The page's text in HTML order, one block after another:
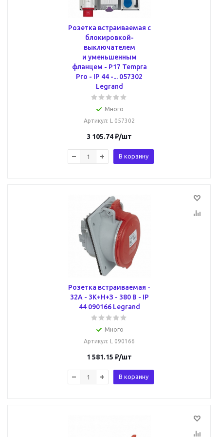
Розетка встраиваемая с
блокировкой-
выключателем
и уменьшенным
фланцем - P17 Tempra
Pro - IP 44 -... 057302
Legrand
Много
Артикул: L 057302
3 105.74₽/шт
В корзину
Розетка встраиваемая -
32А - 3К+H+З - 380 В - IР
44 090166 Legrand
Много
Артикул: L 090166
1 581.15 ₽/шт
В корзину